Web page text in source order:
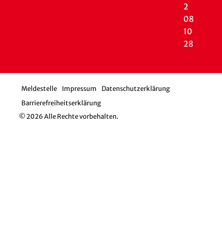
2
08
10
28
© 2026 Alle Rechte vorbehalten.
Meldestelle Impressum
Datenschutzerklärung
Barrierefreiheitserklärung